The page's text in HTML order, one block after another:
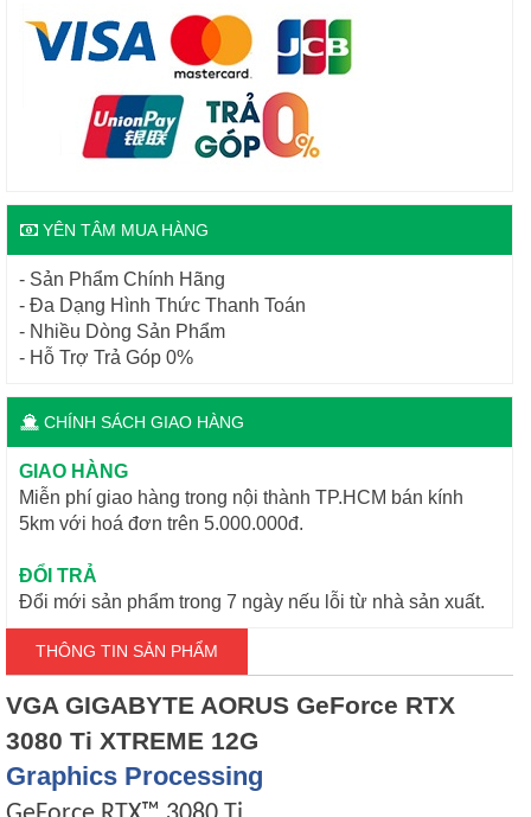
YÊN TÂM MUA HÀNG
- Sản Phẩm Chính Hãng
- Đa Dạng Hình Thức Thanh Toán
- Nhiều Dòng Sản Phẩm
- Hỗ Trợ Trả Góp 0%
CHÍNH SÁCH GIAO HÀNG
GIAO HÀNG
Miễn phí giao hàng trong nội thành TP.HCM bán kính
5km với hoá đơn trên 5.000.000đ.
ĐỔI TRẢ
Đổi mới sản phẩm trong 7 ngày nếu lỗi từ nhà sản xuất.
THÔNG TIN SẢN PHẨM
VGA GIGABYTE AORUS GeForce RTX
3080 Ti XTREME 12G
Graphics Processing